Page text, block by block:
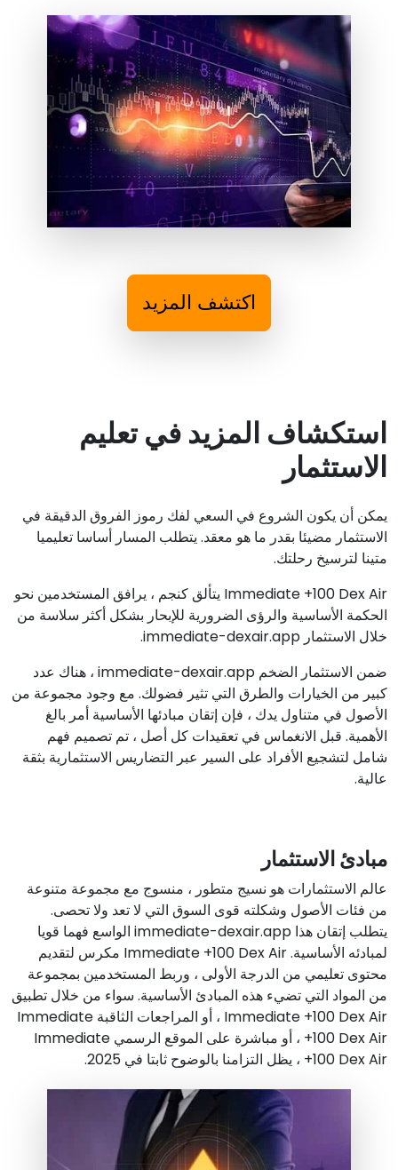
اكتشف المزيد
استكشاف المزيد في تعليم
الاستثمار
يمكن أن يكون الشروع في السعي لفك رموز الفروق الدقيقة في
الاستثمار مضيئا بقدر ما هو معقد. يتطلب المسار أساسا تعليميا
متينا لترسيخ رحلتك.
Immediate +100 Dex Air يتألق كنجم ، يرافق المستخدمين نحو
الحكمة الأساسية والرؤى الضرورية للإبحار بشكل أكثر سلاسة من
خلال الاستثمار immediate-dexair.app.
ضمن الاستثمار الضخم immediate-dexair.app ، هناك عدد
كبير من الخيارات والطرق التي تثير فضولك. مع وجود مجموعة من
الأصول في متناول يدك ، فإن إتقان مبادئها الأساسية أمر بالغ
الأهمية. قبل الانغماس في تعقيدات كل أصل ، تم تصميم فهم
شامل لتشجيع الأفراد على السير عبر التضاريس الاستثمارية بثقة
عالية.
مبادئ الاستثمار
عالم الاستثمارات هو نسيج متطور ، منسوج مع مجموعة متنوعة
من فئات الأصول وشكلته قوى السوق التي لا تعد ولا تحصى.
يتطلب إتقان هذا immediate-dexair.app الواسع فهما قويا
لمبادئه الأساسية. Immediate +100 Dex Air مكرس لتقديم
محتوى تعليمي من الدرجة الأولى ، وربط المستخدمين بمجموعة
من المواد التي تضيء هذه المبادئ الأساسية. سواء من خلال تطبيق
Immediate +100 Dex Air ، أو المراجعات الثاقبة Immediate
+100 Dex Air ، أو مباشرة على الموقع الرسمي Immediate
+100 Dex Air ، يظل التزامنا بالوضوح ثابتا في 2025.